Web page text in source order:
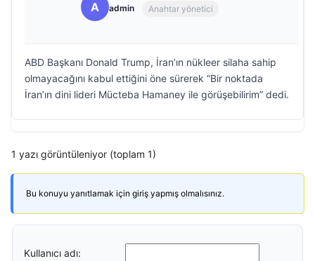
A admin Anahtar yönetici
ABD Başkanı Donald Trump, İran’ın nükleer silaha sahip
olmayacağını kabul ettiğini öne sürerek “Bir noktada
İran’ın dini lideri Mücteba Hamaney ile görüşebilirim” dedi.
1 yazı görüntüleniyor (toplam 1)
Bu konuyu yanıtlamak için giriş yapmış olmalısınız.
Kullanıcı adı: